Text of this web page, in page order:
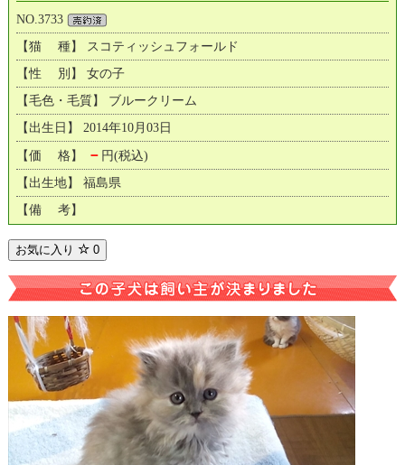
NO.3733
【猫 種】 スコティッシュフォールド
【性 別】 女の子
【毛色・毛質】 ブルークリーム
【出生日】 2014年10月03日
【価 格】 － 円(税込)
【出生地】 福島県
【備 考】
お気に入り 0